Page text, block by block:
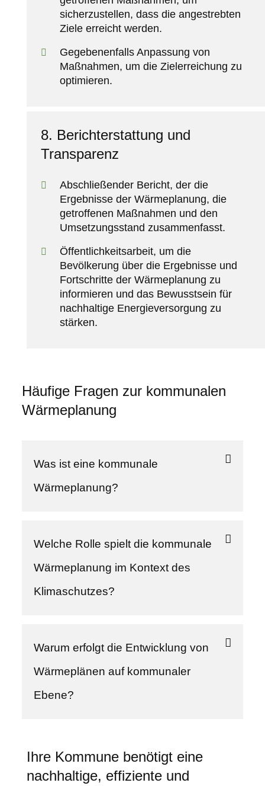
sicherzustellen, dass die angestrebten
Ziele erreicht werden.
Gegebenenfalls Anpassung von
Maßnahmen, um die Zielerreichung zu
optimieren.
8. Berichterstattung und
Transparenz
Abschließender Bericht, der die
Ergebnisse der Wärmeplanung, die
getroffenen Maßnahmen und den
Umsetzungsstand zusammenfasst.
Öffentlichkeitsarbeit, um die
Bevölkerung über die Ergebnisse und
Fortschritte der Wärmeplanung zu
informieren und das Bewusstsein für
nachhaltige Energieversorgung zu
stärken.
Häufige Fragen zur kommunalen
Wärmeplanung
Was ist eine kommunale
Wärmeplanung?
Welche Rolle spielt die kommunale
Wärmeplanung im Kontext des
Klimaschutzes?
Warum erfolgt die Entwicklung von
Wärmeplänen auf kommunaler
Ebene?
Ihre Kommune benötigt eine
nachhaltige, effiziente und